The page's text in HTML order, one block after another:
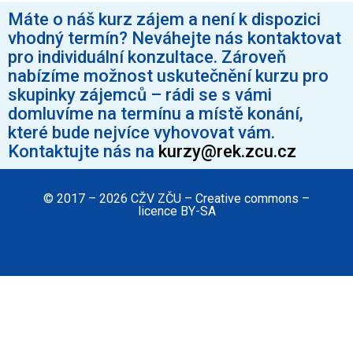
Máte o náš kurz zájem a není k dispozici
vhodný termín? Neváhejte nás kontaktovat
pro individuální konzultace. Zároveň
nabízíme možnost uskutečnění kurzu pro
skupinky zájemců – rádi se s vámi
domluvíme na termínu a místě konání,
které bude nejvíce vyhovovat vám.
Kontaktujte nás na kurzy@rek.zcu.cz
© 2017 – 2026 CŽV ZČU – Creative commons –
licence BY-SA